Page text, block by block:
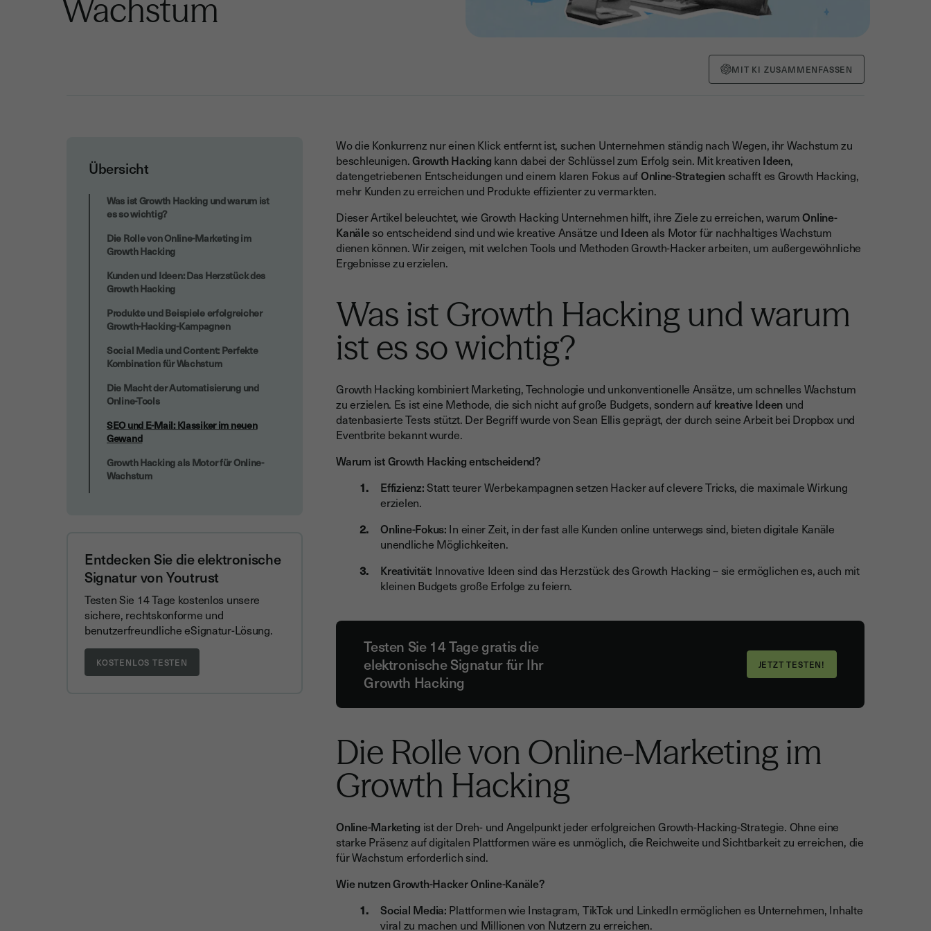
Wachstum
MIT KI ZUSAMMENFASSEN
Übersicht
SEO und E-Mail: Klassiker im neuen
Gewand
Was ist Growth Hacking und warum ist
es so wichtig?
Die Rolle von Online-Marketing im
Growth Hacking
Kunden und Ideen: Das Herzstück des
Growth Hacking
Produkte und Beispiele erfolgreicher
Growth-Hacking-Kampagnen
Social Media und Content: Perfekte
Kombination für Wachstum
Die Macht der Automatisierung und
Online-Tools
SEO und E-Mail: Klassiker im neuen
Gewand
Growth Hacking als Motor für Online-
Wachstum
Entdecken Sie die elektronische
Signatur von Youtrust
Testen Sie 14 Tage kostenlos unsere
sichere, rechtskonforme und
benutzerfreundliche eSignatur-Lösung.
Wo die Konkurrenz nur einen Klick entfernt ist, suchen Unternehmen ständig nach Wegen, ihr Wachstum zu
beschleunigen.Growth Hacking kann dabei der Schlüssel zum Erfolg sein. Mit kreativen Ideen,
datengetriebenen Entscheidungen und einem klaren Fokus aufOnline-Strategien schafft es Growth Hacking,
mehr Kunden zu erreichen und Produkte effizienter zu vermarkten.
Dieser Artikel beleuchtet, wie Growth Hacking Unternehmen hilft, ihre Ziele zu erreichen, warumOnline-
Kanäleso entscheidend sind und wie kreative Ansätze und Ideenals Motor für nachhaltiges Wachstum
dienen können. Wir zeigen, mit welchen Tools und Methoden Growth-Hacker arbeiten, um außergewöhnliche
Ergebnisse zu erzielen.
Was ist Growth Hacking und warum
ist es so wichtig?
Growth Hacking kombiniert Marketing, Technologie und unkonventionelle Ansätze, um schnelles Wachstum
zu erzielen. Es ist eine Methode, die sich nicht auf große Budgets, sondern auf kreative Ideen und
datenbasierte Tests stützt. Der Begriff wurde von Sean Ellis geprägt, der durch seine Arbeit bei Dropbox und
Eventbrite bekannt wurde.
Warum ist Growth Hacking entscheidend?
Effizienz:Statt teurer Werbekampagnen setzen Hacker auf clevere Tricks, die maximale Wirkung
erzielen.
Online-Fokus: In einer Zeit, in der fast alle Kunden online unterwegs sind, bieten digitale Kanäle
unendliche Möglichkeiten.
Kreativität: Innovative Ideen sind das Herzstück des Growth Hacking – sie ermöglichen es, auch mit
kleinen Budgets große Erfolge zu feiern.
Testen Sie 14 Tage gratis die
elektronische Signatur für Ihr
Growth Hacking
Die Rolle von Online-Marketing im
Growth Hacking
Online-Marketing ist der Dreh- und Angelpunkt jeder erfolgreichen Growth-Hacking-Strategie. Ohne eine
starke Präsenz auf digitalen Plattformen wäre es unmöglich, die Reichweite und Sichtbarkeit zu erreichen, die
für Wachstum erforderlich sind.
Wie nutzen Growth-Hacker Online-Kanäle?
Social Media: Plattformen wie Instagram, TikTok und LinkedIn ermöglichen es Unternehmen, Inhalte
viral zu machen und Millionen von Nutzern zu erreichen.